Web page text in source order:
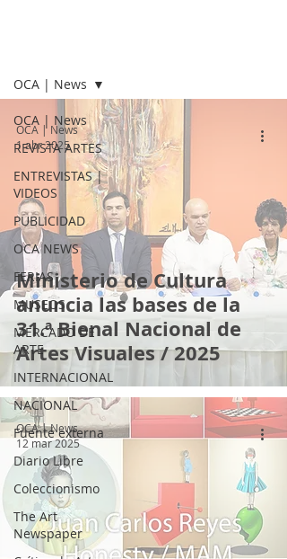
OCA | News
REVISTA ARTES
ENTREVISTAS |
VIDEOS
PUBLICIDAD
OCA NEWS
FERIAS
MUSEOS
MERCADO DE
ARTE
INTERNACIONAL
NACIONAL
Fuente externa
Diario Libre
Coleccionismo
The Art
Newspaper
OCA | News
Ministerio de Cultura
anuncia las bases de la
31.ª Bienal Nacional de
Artes Visuales / 2025
OCA | News
1 abr 2025
OCA | News
12 mar 2025